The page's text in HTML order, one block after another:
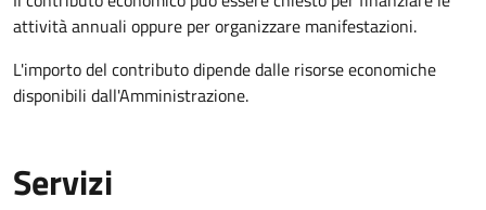
attività annuali oppure per organizzare manifestazioni.
L'importo del contributo dipende dalle risorse economiche
disponibili dall'Amministrazione.
Servizi